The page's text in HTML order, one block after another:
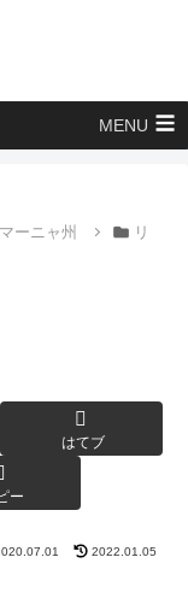
MENU
ーニャ州
リ
はてブ
ー
2022.01.05